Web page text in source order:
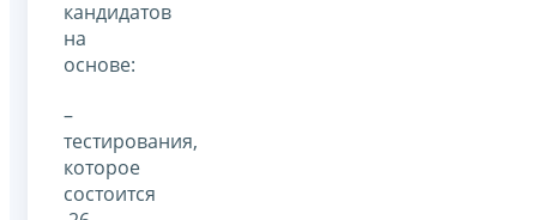
кандидатов
на
основе:
–
тестирования,
которое
состоится